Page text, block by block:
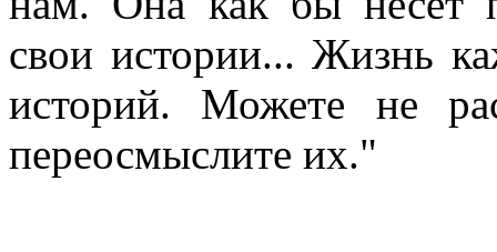
свои истории... Жизнь
историй. Можете не
переосмыслите их."